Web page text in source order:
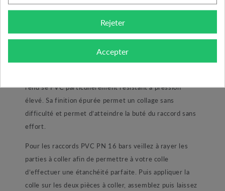
Découvrez la meilleure qualité des raccords PVC à
coller avec cette réduction 110x75 femelle-mâle. Un
raccord performant prévue pour les installations sous
pression comme votre piscine ou encore une
rend se PVC particulièrement résistant à pression
élevé. Sa finition épurée permet un collage sans
difficulté et permet d’atteindre la buté du raccord sans
effort.
Pour les raccords PVC PN 16 bars veillez à rayer les
parties à coller afin de permettre à votre colle
d’effectuer une étanchéité parfaite. Puis appliquer la
colle sur les deux pièces à coller, assemblez puis laissez
Rejeter
Accepter